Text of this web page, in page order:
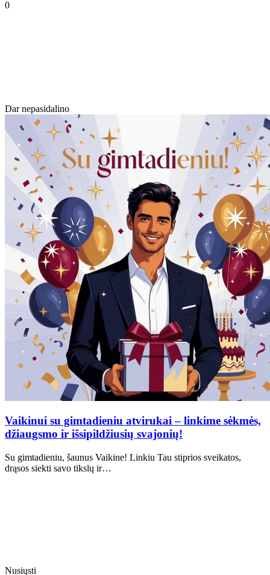
0
Dar nepasidalino
Vaikinui su gimtadieniu atvirukai – linkime sėkmės,
džiaugsmo ir išsipildžiusių svajonių!
Su gimtadieniu, šaunus Vaikine! Linkiu Tau stiprios sveikatos,
drąsos siekti savo tikslų ir…
Nusiųsti